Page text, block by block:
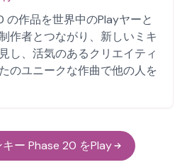
の作品を世界中のPlayヤーと
作者とつながり、新しいミキ
し、活気のあるクリエイティ
のユニークな作曲で他の人を
ー Phase 20 をPlay